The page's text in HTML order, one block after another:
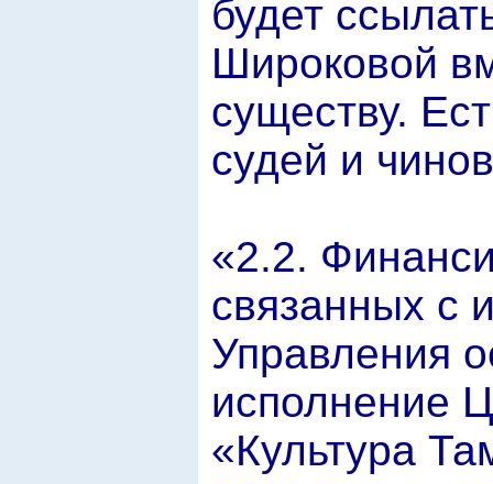
будет
Широковой
существу.
судей и
«2.2.
связанных с
Управления
исполнение
«Культура